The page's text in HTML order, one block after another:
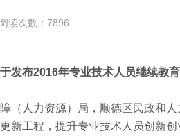
读次数：7896
发布2016年专业技术人员继续教
（人力资源）局，顺德区民政和
新工程，提升专业技术人员创新